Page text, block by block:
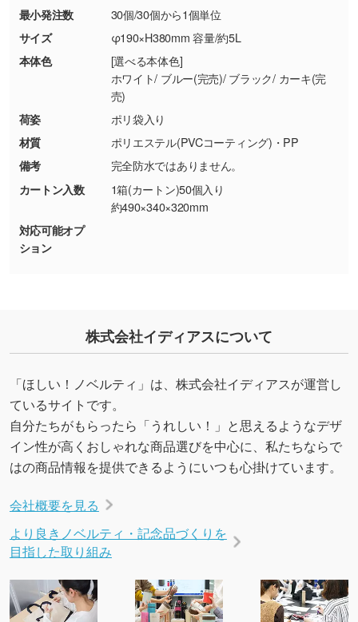
DIC・PANTONEなどのカラーチップの指定や、
現物支給による色指定も承っております。→
しく見る
・背景がある画像からキャラクター部分だけを
使いたいです
シンプルな背景のデータや、使いたいキャラク
ター部分の輪郭がはっきりしているデータは切
り抜き処理が可能です。→詳しく見る
・持っているデータの背景が足りない／塗り足
しの作り方が分からない
印刷したいデータが印刷範囲よりも小さい場
・デザインにQRコードを入れたい／QRコード
を生成してほしい
URLをご指定いただければ、QRコードを生成
いたします。配置のご相談にも応じています。
→詳しく見る
・お客様の元で商品を加工された場合、または
商品が破損した場合
・商品到着後7日以上経過している場合
・お客様のご都合による返品・交換依頼(商
品・色・数量などの注文間違い等)
最小発注数
30個/30個から1個単位
サイズ
φ190×H380mm 容量/約5L
本体色
[選べる本体色]
ホワイト/ ブルー(完売)/ ブラック/ カーキ(完
売)
荷姿
ポリ袋入り
材質
ポリエステル(PVCコーティング)・PP
備考
完全防水ではありません。
カートン入数
1箱(カートン)50個入り
約490×340×320mm
対応可能オプ
ション
株式会社イディアスについて
「ほしい！ノベルティ」は、株式会社イディアスが運営し
ているサイトです。
自分たちがもらったら「うれしい！」と思えるようなデザ
イン性が高くおしゃれな商品選びを中心に、私たちならで
はの商品情報を提供できるようにいつも心掛けています。
会社概要を見る
より良きノベルティ・記念品づくりを
目指した取り組み